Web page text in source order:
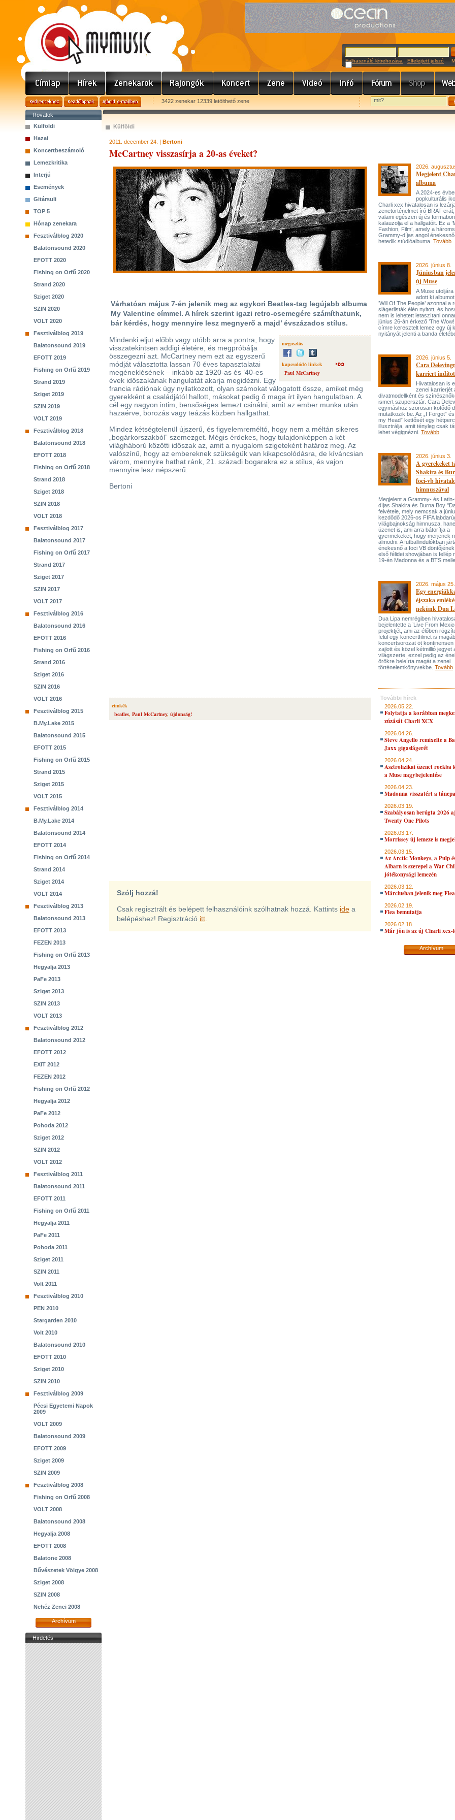
Felhasználó létrehozása Elfelejtett jelszó
3422 zenekar 12339 letölthető zene
Rovatok
Külföldi
Hazai
Koncertbeszámoló
Lemezkritika
Interjú
Események
Gitársuli
TOP 5
Hónap zenekara
Fesztiválblog 2020
Balatonsound 2020
EFOTT 2020
Fishing on Orfű 2020
Strand 2020
Sziget 2020
SZIN 2020
VOLT 2020
Fesztiválblog 2019
Balatonsound 2019
EFOTT 2019
Fishing on Orfű 2019
Strand 2019
Sziget 2019
SZIN 2019
VOLT 2019
Fesztiválblog 2018
Balatonsound 2018
EFOTT 2018
Fishing on Orfű 2018
Strand 2018
Sziget 2018
SZIN 2018
VOLT 2018
Fesztiválblog 2017
Balatonsound 2017
Fishing on Orfű 2017
Strand 2017
Sziget 2017
SZIN 2017
VOLT 2017
Fesztiválblog 2016
Balatonsound 2016
EFOTT 2016
Fishing on Orfű 2016
Strand 2016
Sziget 2016
SZIN 2016
VOLT 2016
Fesztiválblog 2015
B.My.Lake 2015
Balatonsound 2015
EFOTT 2015
Fishing on Orfű 2015
Strand 2015
Sziget 2015
VOLT 2015
Fesztiválblog 2014
B.My.Lake 2014
Balatonsound 2014
EFOTT 2014
Fishing on Orfű 2014
Strand 2014
Sziget 2014
VOLT 2014
Fesztiválblog 2013
Balatonsound 2013
EFOTT 2013
FEZEN 2013
Fishing on Orfű 2013
Hegyalja 2013
PaFe 2013
Sziget 2013
SZIN 2013
VOLT 2013
Fesztiválblog 2012
Balatonsound 2012
EFOTT 2012
EXIT 2012
FEZEN 2012
Fishing on Orfű 2012
Hegyalja 2012
PaFe 2012
Pohoda 2012
Sziget 2012
SZIN 2012
VOLT 2012
Fesztiválblog 2011
Balatonsound 2011
EFOTT 2011
Fishing on Orfű 2011
Hegyalja 2011
PaFe 2011
Pohoda 2011
Sziget 2011
SZIN 2011
Volt 2011
Fesztiválblog 2010
PEN 2010
Stargarden 2010
Volt 2010
Balatonsound 2010
EFOTT 2010
Sziget 2010
SZIN 2010
Fesztiválblog 2009
Pécsi Egyetemi Napok
2009
VOLT 2009
Balatonsound 2009
EFOTT 2009
Sziget 2009
SZIN 2009
Fesztiválblog 2008
Fishing on Orfű 2008
VOLT 2008
Balatonsound 2008
Hegyalja 2008
EFOTT 2008
Balatone 2008
Bűvészetek Völgye 2008
Sziget 2008
SZIN 2008
Nehéz Zenei 2008
Archívum
Hirdetés
Külföldi
2011. december 24. | Bertoni
McCartney visszasírja a 20-as éveket?
Várhatóan május 7-én jelenik meg az egykori Beatles-tag legújabb albuma
My Valentine címmel. A hírek szerint igazi retro-csemegére számíthatunk,
bár kérdés, hogy mennyire lesz megnyerő a majd’ évszázados stílus.
megosztás
kapcsolódó linkek
Paul McCartney
Mindenki eljut előbb vagy utóbb arra a pontra, hogy
visszatekintsen addigi életére, és megpróbálja
összegezni azt. McCartney nem ezt az egyszerű
módját választotta lassan 70 éves tapasztalatai
megéneklésének – inkább az 1920-as és ’40-es
évek időszakának hangulatát akarja megidézni. Egy
francia rádiónak úgy nyilatkozott, olyan számokat válogatott össze, amiket még
gyerekként a családjától hallott, másokat pedig ő maga írt ilyen hangulatban. A
cél egy nagyon intim, bensőséges lemezt csinálni, amit az ember munka után
hazaérve, borozás vagy teázás közben hallgathat.
Mindez kétségtelenül újszerű, és figyelemreméltó, hogy nem a méltán sikeres
„bogárkorszakból” szemezget. Mégis érdekes, hogy tulajdonképpen a két
világháború közötti időszak az, amit a nyugalom szigeteként határoz meg. Az
valószínű, hogy az embereknek szükségük van kikapcsolódásra, de kíváncsian
várom, mennyire hathat ránk, 21. századi bogarakra ez a stílus, és vajon
mennyire lesz népszerű.
Bertoni
cimkék
beatles, Paul McCartney, újdonság!
Szólj hozzá!
Csak regisztrált és belépett felhasználóink szólhatnak hozzá. Kattints ide a
belépéshez! Regisztráció itt
2026.
Megjelent
albuma
A 2024-es
popkulturális
Charli xcx hivatalosan is
zenetörténelmet író BRAT-
valami egészen új és
kalauzolja el a hallgatóit. Ez a
Fashion, Film’, amely a
Grammy-díjas angol
hetedik stúdióalbuma. Tovább
2026. június 8.
Júniusban
új Muse
A Muse
adott ki
’Will Of The People’ azonnal a
slágerlisták élén nyitott, és
nem is lehetett letaszítani
június 26-án érkező ’The Wow!
címre keresztelt lemez egy új
nyitányát jelenti a banda
2026. június 5.
Cara
karriert
Hivatalosan is
zenei karrierjét
divatmodellként és
ismert szupersztár. Cara
egymáshoz szorosan kötődő
mutatkozik be. Az „I Forgot”
my Head” kettősét egy
illusztrálja, amit tényleg csak
lehet végignézni. Tovább
2026. június 3.
A gyerekeket
Shakira és
foci-vb
himnuszával
Megjelent a Grammy- és
díjas Shakira és Burna Boy
felvétele, mely nemcsak a
kezdődő 2026-os FIFA
világbajnokság himnusza,
üzenet is, ami arra bátorítja a
gyermekeket, hogy merjenek
álmodni. A futballindulókban
énekesnő a foci VB
első félidei showjában is fellép
19-én Madonna és a BTS
2026. május 25.
Egy
éjszaka
nekünk Dua
Dua Lipa nemrégiben
bejelentette a ’Live From
projektjét, ami az élőben
felül egy koncertfilmet is
koncertsorozat öt kontinensen
zajlott és közel kétmillió jegyet
világszerte, ezzel pedig az
örökre beleírta magát a zenei
történelemkönyvekbe. Tovább
További hírek
2026.05.22.
Folytatja a korábban
zúzását Charli XCX
2026.04.26.
Steve Angello remixelte a
Jaxx gigaslágerét
2026.04.24.
Asztrofizikai üzenet rockba
a Muse nagybejelentése
2026.04.23.
Madonna visszatért a
2026.03.19.
Szabályosan berúgta 2026
Twenty One Pilots
2026.03.17.
Morrissey új lemeze is
2026.03.15.
Az Arctic Monkeys, a Pulp
Albarn is szerepel a War
jótékonysági lemezén
2026.03.12.
Márciusban jelenik meg
2026.02.19.
Flea bemutatja
2026.02.18.
Már jön is az új Charli xcx-
Archívum